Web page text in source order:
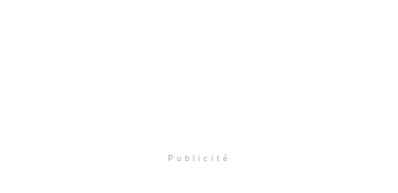
Publicité